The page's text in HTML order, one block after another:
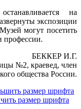
на
экспозиции
могут посетить
профессии.
БЕККЕР И.Г.
№2, краевед, член
общества России.